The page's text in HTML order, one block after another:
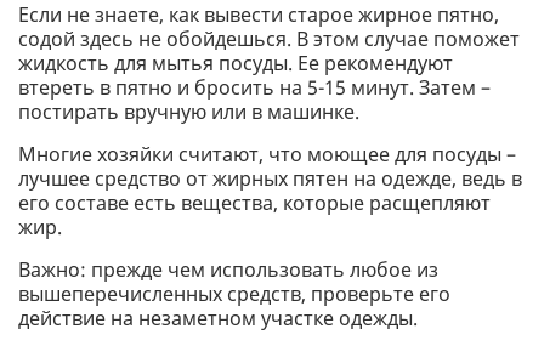
Если не знаете, как вывести старое жирное пятно,
содой здесь не обойдешься. В этом случае поможет
жидкость для мытья посуды. Ее рекомендуют
втереть в пятно и бросить на 5-15 минут. Затем –
постирать вручную или в машинке.
Многие хозяйки считают, что моющее для посуды –
лучшее средство от жирных пятен на одежде, ведь в
его составе есть вещества, которые расщепляют
жир.
Важно: прежде чем использовать любое из
вышеперечисленных средств, проверьте его
действие на незаметном участке одежды.